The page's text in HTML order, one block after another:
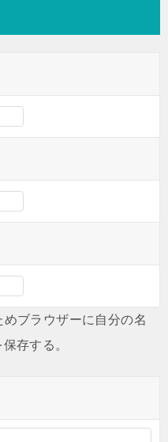
ブラウザーに自分の名
存する。